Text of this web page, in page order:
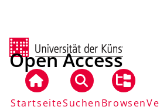
Open Access
StartseiteSuchenBrowsen